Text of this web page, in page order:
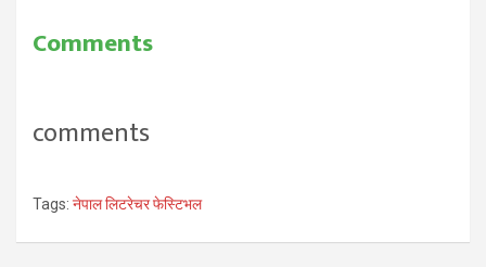
पोखरेली कविता कन्सर्टमा मज्जैले
दर्शकले निकै रुचाए। खचाखच…
Comments
comments
Tags: नेपाल लिटरेचर फेस्टिभल